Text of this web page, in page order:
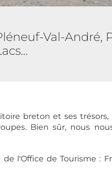
Val-André,
breton et ses trésors,
Bien sûr, nous
l'Office de Tourisme :